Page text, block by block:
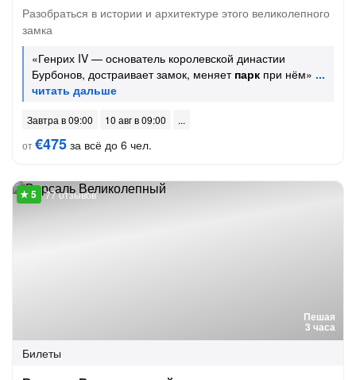
Разобраться в истории и архитектуре этого великолепного
замка
«Генрих IV — основатель королевской династии
Бурбонов, достраивает замок, меняет парк при нём»
Завтра в 09:00
10 авг в 09:00
от€475 за всё до 6 чел.
Пешая
3 часа
77 отзывов
Билеты